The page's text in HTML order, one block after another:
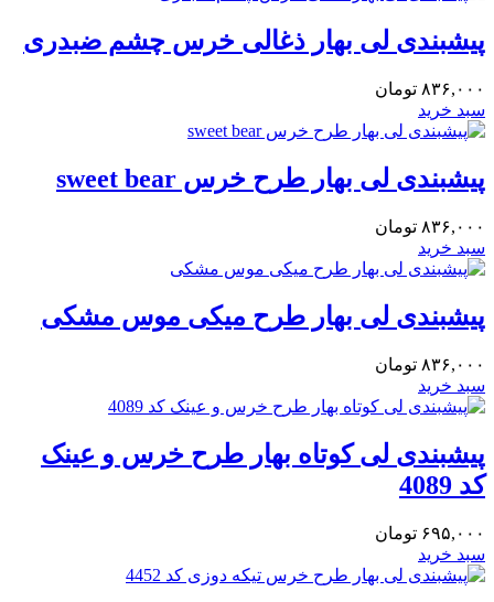
پیشبندی لی بهار ذغالی خرس چشم ضبدری
۸۳۶,۰۰۰ تومان
سبد خرید
پیشبندی لی بهار طرح خرس sweet bear
۸۳۶,۰۰۰ تومان
سبد خرید
پیشبندی لی بهار طرح میکی موس مشکی
۸۳۶,۰۰۰ تومان
سبد خرید
پیشبندی لی کوتاه بهار طرح خرس و عینک
کد 4089
۶۹۵,۰۰۰ تومان
سبد خرید